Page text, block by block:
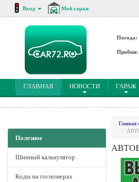
Вход Мой гараж
Погода:
Пробки:
ГЛАВНАЯ(CURRENT)
НОВОСТИ ГАРАЖ
Полезное
Шинный калькулятор
Коды на госномерах
Главная